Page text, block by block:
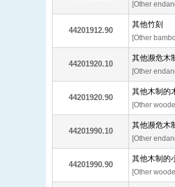
[Other
44201912.90
其他竹刻
[Other
44201920.10
其他濒危木
[Other
44201920.90
其他木制的
[Other
44201990.10
其他濒危木
[Other
44201990.90
其他木制的
[Other